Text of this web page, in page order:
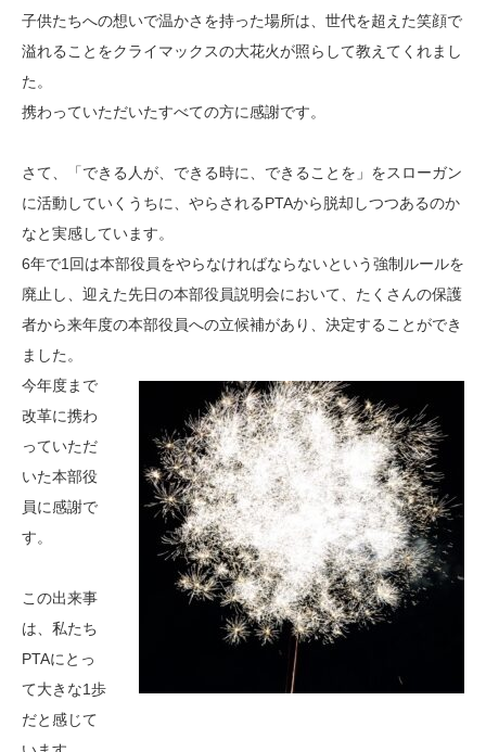
子供たちへの想いで温かさを持った場所は、世代を超えた笑顔で
溢れることをクライマックスの大花火が照らして教えてくれまし
た。
携わっていただいたすべての方に感謝です。
さて、「できる人が、できる時に、できることを」をスローガン
に活動していくうちに、やらされるPTAから脱却しつつあるのか
なと実感しています。
6年で1回は本部役員をやらなければならないという強制ルールを
廃止し、迎えた先日の本部役員説明会において、たくさんの保護
者から来年度の本部役員への立候補があり、決定することができ
ました。
今年度まで
改革に携わ
っていただ
いた本部役
員に感謝で
す。
この出来事
は、私たち
PTAにとっ
て大きな1歩
だと感じて